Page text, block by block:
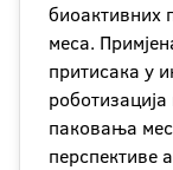
биоактивних
меса.
притисака у
паковања
перспективе